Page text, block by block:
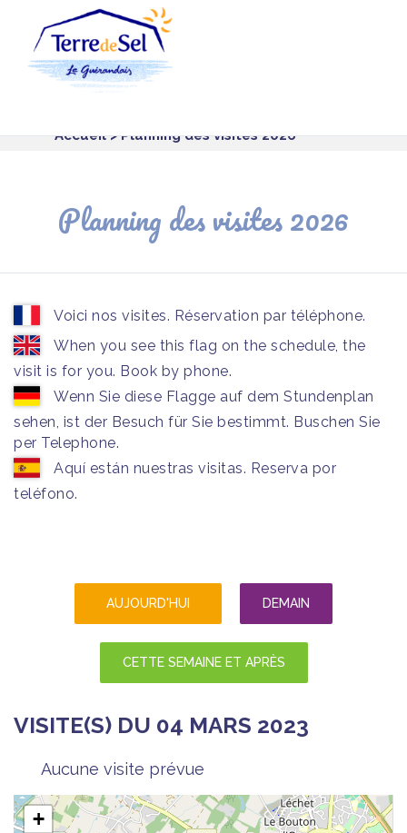
Accueil> Planning des visites 2026
Planning des visites 2026
Voici nos visites. Réservation par téléphone.
When you see this flag on the schedule, the
visit is for you. Book by phone.
Wenn Sie diese Flagge auf dem Stundenplan
sehen, ist der Besuch für Sie bestimmt. Buschen Sie
per Telephone.
Aquí están nuestras visitas. Reserva por
teléfono.
AUJOURD'HUI DEMAIN
CETTE SEMAINE ET APRÈS
VISITE(S) DU 04 MARS 2023
Aucune visite prévue
+
Panneau de gestion des cookies